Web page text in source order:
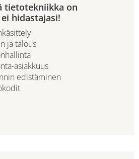
tietotekniikka on
hidastajasi!
ja talous
asiakkuus
edistäminen